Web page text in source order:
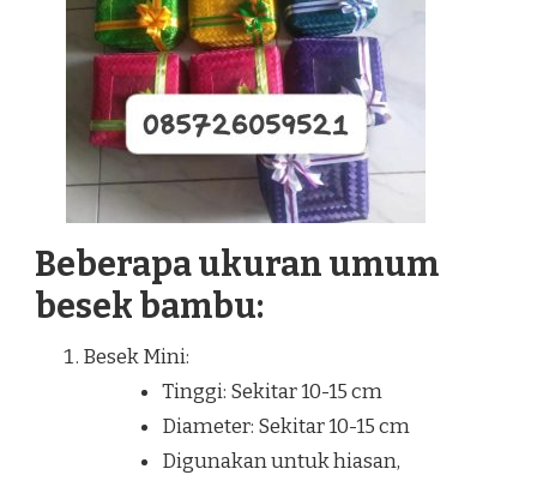
Beberapa ukuran umum
besek bambu:
Besek Mini:
Tinggi: Sekitar 10-15 cm
Diameter: Sekitar 10-15 cm
Digunakan untuk hiasan,